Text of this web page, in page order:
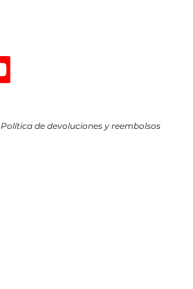
Política de devoluciones y reembolsos